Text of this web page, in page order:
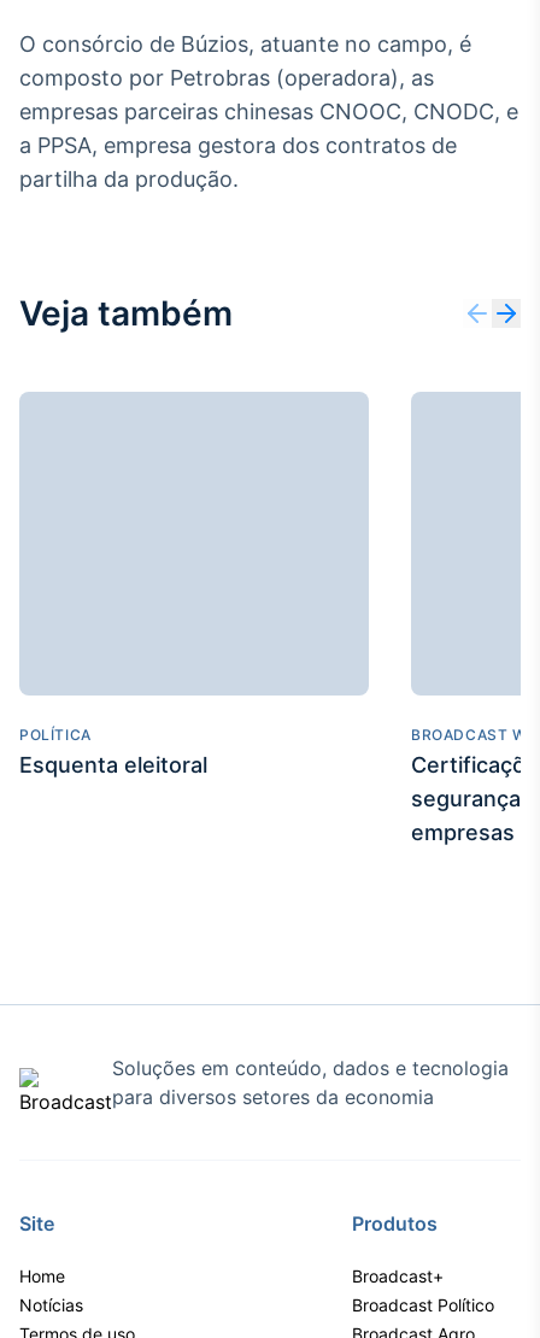
conteúdos
Broadcast
Fundos
Crédito
O consórcio de Búzios, atuante no campo, é
composto por Petrobras (operadora), as
empresas parceiras chinesas CNOOC, CNODC, e
a PPSA, empresa gestora dos contratos de
partilha da produção.
Veja também
POLÍTICA
Esquenta eleitoral
BROADCAST
segurança
empresas
Soluções em conteúdo, dados e tecnologia
para diversos setores da economia
Site
Home
Notícias
Termos de uso
Produtos
Broadcast+
Broadcast Político
Broadcast Agro